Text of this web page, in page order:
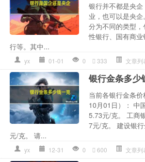
银行并不都是央
业，也可以是央
分为不同的类型
性银行、国有商
行等。其中...
yx 01-01 0 333 文章列
银行金条多少
当前各银行金条
10月01日）： 中
5.73元/克。 工商
7元/克。 建设银
元/克。 请...
yx 12-31 0 600 文章列